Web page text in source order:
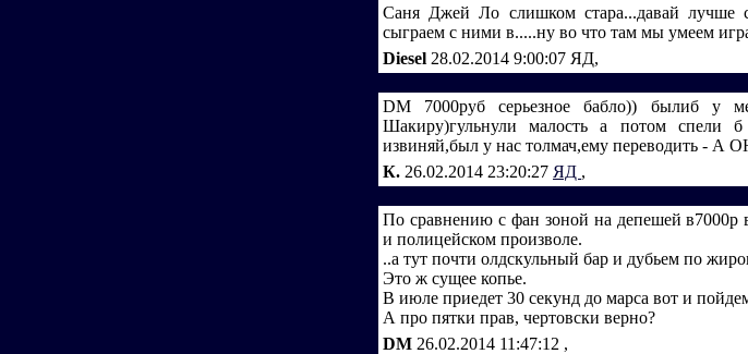
Саня Джей Ло слишком стара...давай лучше
сыграем с ними в.....ну во что там мы умеем
Diesel 28.02.2014 9:00:07 ЯД,
DM 7000руб серьезное бабло)) былиб
Шакиру)гульнули малость а потом спели
извиняй,был у нас толмач,ему переводить
К. 26.02.2014 23:20:27 ЯД ,
По сравнению с фан зоной на депешей в7000р
и полицейском произволе.
..а тут почти олдскульный бар и дубьем по
Это ж сущее копье.
В июле приедет 30 секунд до марса вот и
А про пятки прав, чертовски верно?
DM 26.02.2014 11:47:12 ,